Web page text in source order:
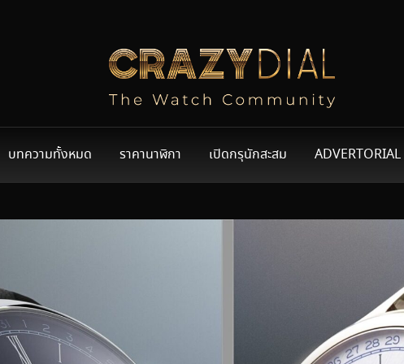
บทความทั้งหมด ราคานาฬิกา เปิดกรุนักสะสม ADVERTORIAL